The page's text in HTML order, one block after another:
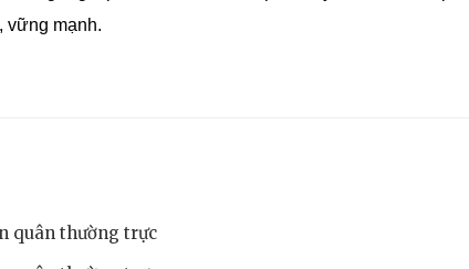
vững mạnh.
quân thường trực